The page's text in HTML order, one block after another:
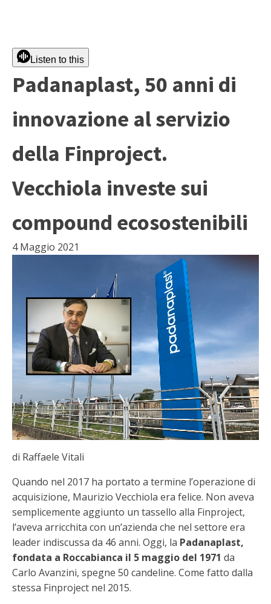
Listen to this
Padanaplast, 50 anni di
innovazione al servizio
della Finproject.
Vecchiola investe sui
compound ecosostenibili
4 Maggio 2021
di Raffaele Vitali
Quando nel 2017 ha portato a termine l’operazione di
acquisizione, Maurizio Vecchiola era felice. Non aveva
semplicemente aggiunto un tassello alla Finproject,
l’aveva arricchita con un’azienda che nel settore era
leader indiscussa da 46 anni. Oggi, la Padanaplast,
fondata a Roccabianca il 5 maggio del 1971 da
Carlo Avanzini, spegne 50 candeline. Come fatto dalla
stessa Finproject nel 2015.